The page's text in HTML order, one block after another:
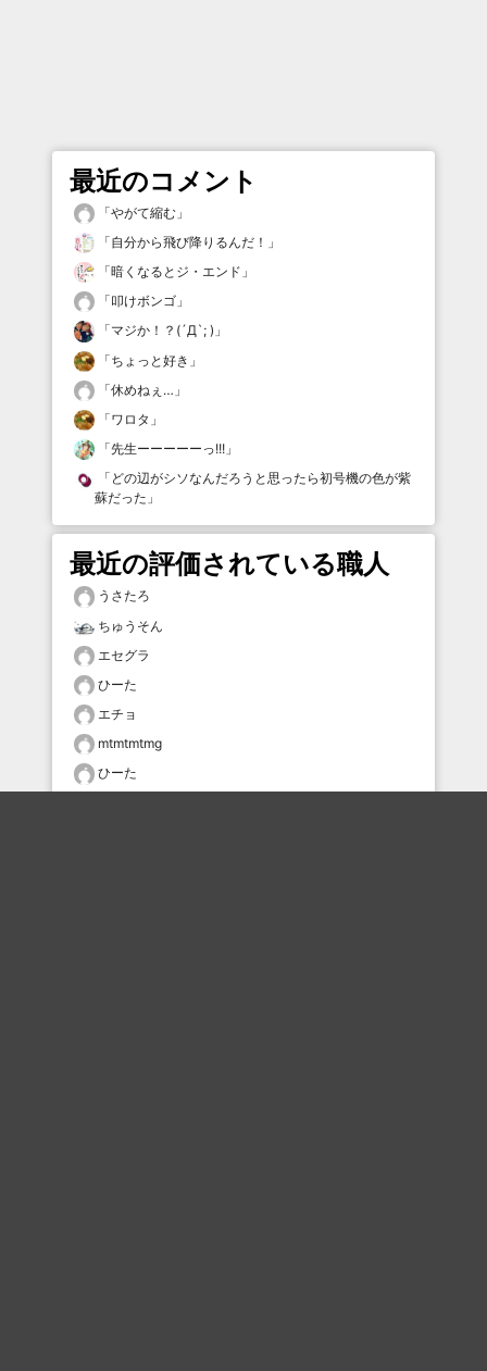
最近のコメント
「やがて縮む 」
「自分から飛び降りるんだ！ 」
「暗くなるとジ・エンド 」
「叩けボンゴ 」
「マジか！？(´Д`; ) 」
「ちょっと好き 」
「休めねぇ… 」
「ワロタ 」
「先生ーーーーーっ!!! 」
「 どの辺がシソなんだろうと思ったら初号機の色が紫
蘇だった 」
最近の評価されている職人
うさたろ
ちゅうそん
エセグラ
ひーた
エチョ
mtmtmtmg
ひーた